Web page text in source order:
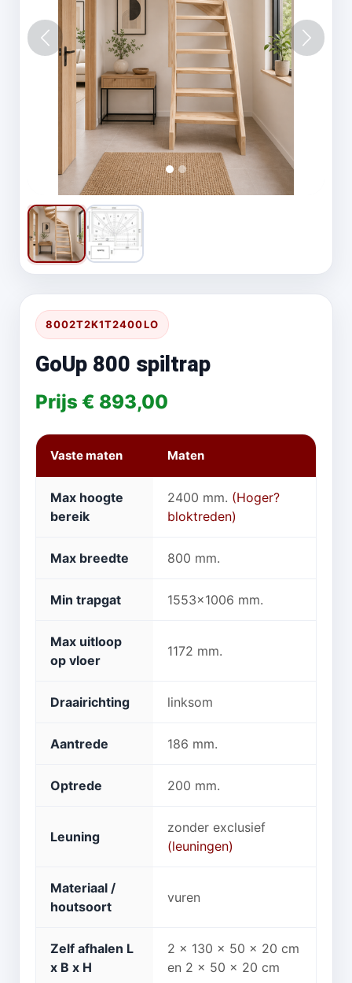
Vorige
8002T2K1T2400LO
GoUp 800 spiltrap
Prijs € 893,00
Vaste maten Maten
Max hoogte
bereik
2400 mm. (Hoger?
bloktreden)
Max breedte 800 mm.
Min trapgat 1553x1006 mm.
Max uitloop
op vloer
1172 mm.
Draairichting linksom
Aantrede 186 mm.
Optrede 200 mm.
Leuning
zonder exclusief
(leuningen)
Materiaal /
houtsoort
vuren
Zelf afhalen L
x B x H
2 x 130 x 50 x 20 cm
en 2 x 50 x 20 cm